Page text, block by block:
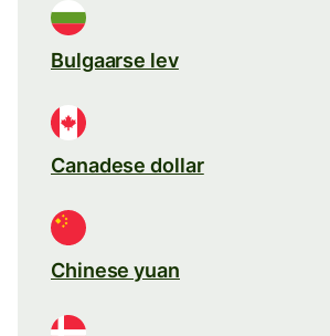
Bulgaarse lev
Canadese dollar
Chinese yuan